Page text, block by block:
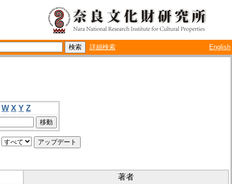
詳細検索 English
W X Y Z
著者